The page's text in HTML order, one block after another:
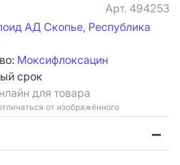
Арт. 494253
АД Скопье, Республика
Моксифлоксацин
срок
для товара
от изображённого